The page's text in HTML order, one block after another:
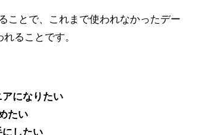
ことで、これまで使われなかったデー
ることです。
になりたい
たい
したい